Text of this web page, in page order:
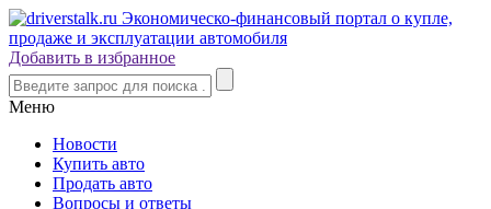
Добавить в избранное
Меню
Новости
Купить авто
Продать авто
Вопросы и ответы